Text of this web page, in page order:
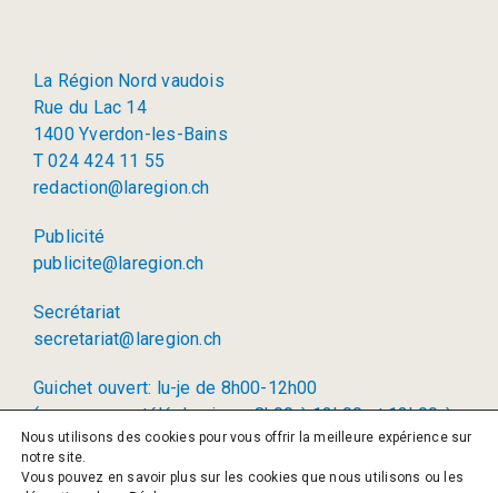
La Région Nord vaudois
Rue du Lac 14
1400 Yverdon-les-Bains
T 024 424 11 55
redaction@laregion.ch
Publicité
publicite@laregion.ch
Secrétariat
secretariat@laregion.ch
Guichet ouvert: lu-je de 8h00-12h00
(permanence téléphonique: 8h00 à 12h00 et 13h00 à
17h00)
Nous utilisons des cookies pour vous offrir la meilleure expérience sur
notre site.
Vous pouvez en savoir plus sur les cookies que nous utilisons ou les